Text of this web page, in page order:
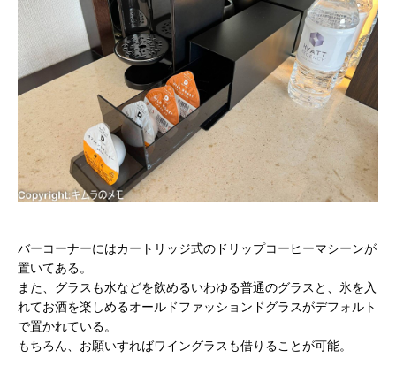
バーコーナーにはカートリッジ式のドリップコーヒーマシーンが
置いてある。
また、グラスも水などを飲めるいわゆる普通のグラスと、氷を入
れてお酒を楽しめるオールドファッションドグラスがデフォルト
で置かれている。
もちろん、お願いすればワイングラスも借りることが可能。